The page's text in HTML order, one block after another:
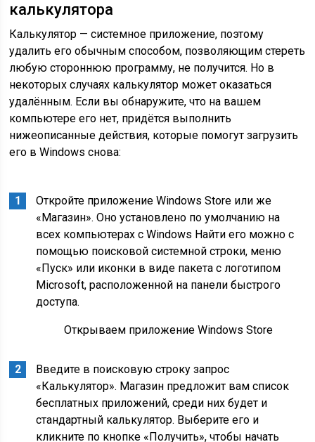
калькулятора
Калькулятор — системное приложение, поэтому
удалить его обычным способом, позволяющим стереть
любую стороннюю программу, не получится. Но в
некоторых случаях калькулятор может оказаться
удалённым. Если вы обнаружите, что на вашем
компьютере его нет, придётся выполнить
нижеописанные действия, которые помогут загрузить
его в Windows снова:
Откройте приложение Windows Store или же
«Магазин». Оно установлено по умолчанию на
всех компьютерах с Windows Найти его можно с
помощью поисковой системной строки, меню
«Пуск» или иконки в виде пакета с логотипом
Microsoft, расположенной на панели быстрого
доступа.
Открываем приложение Windows Store
Введите в поисковую строку запрос
«Калькулятор». Магазин предложит вам список
бесплатных приложений, среди них будет и
стандартный калькулятор. Выберите его и
кликните по кнопке «Получить», чтобы начать